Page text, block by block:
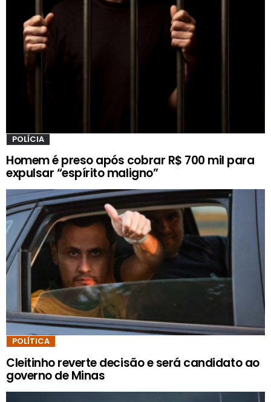
POLÍCIA
Homem é preso após cobrar R$ 700 mil para
expulsar “espírito maligno”
POLÍTICA
Cleitinho reverte decisão e será candidato ao
governo de Minas